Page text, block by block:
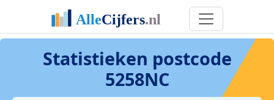
Statistieken postcode
5258NC